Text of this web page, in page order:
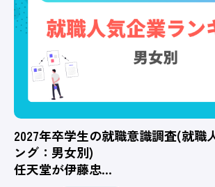
2027年卒学生の就職意識調査(就職
ング：男女別)
任天堂が伊藤忠…